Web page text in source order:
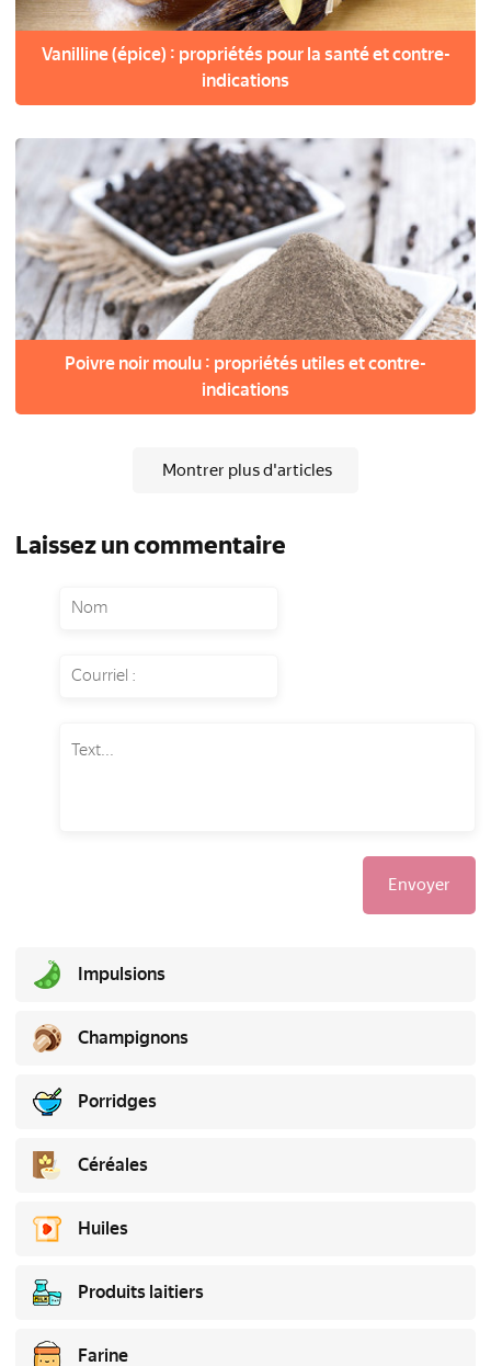
Vanilline (épice) : propriétés pour la santé et contre-
indications
Poivre noir moulu : propriétés utiles et contre-
indications
Montrer plus d'articles
Laissez un commentaire
Envoyer
Impulsions
Champignons
Porridges
Céréales
Huiles
Produits laitiers
Farine